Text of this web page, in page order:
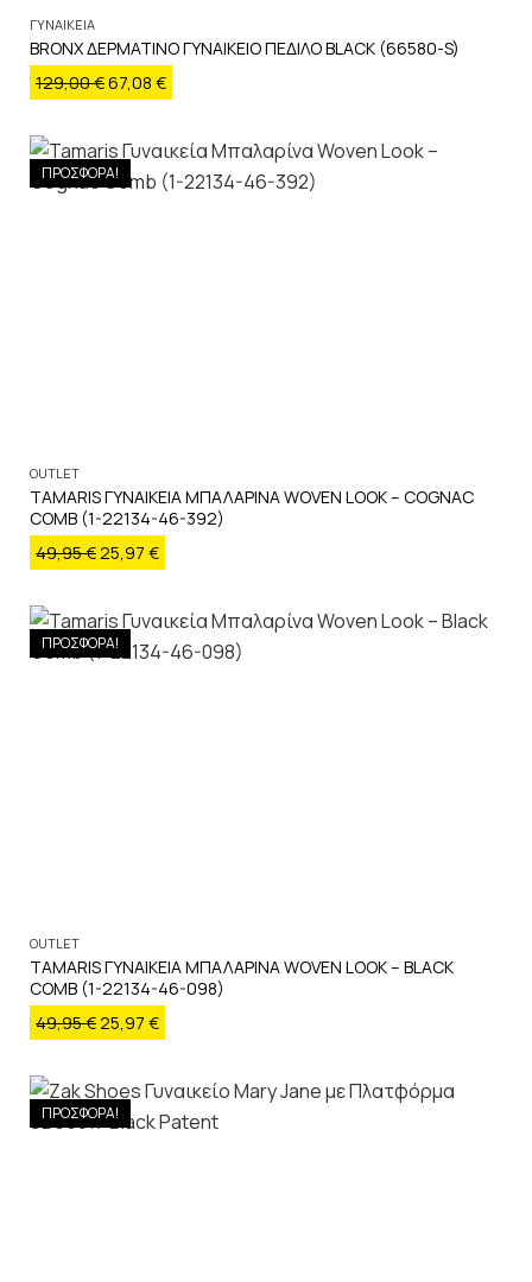
ΓΥΝΑΙΚΕΙΑ
BRONX ΔΕΡΜΑΤΙΝΟ ΓΥΝΑΙΚΕΙΟ ΠΕΔΙΛΟ BLACK (66580-S)
129,00€67,08 €
ΠΡΟΣΦΟΡΑ!
OUTLET
TAMARIS ΓΥΝΑΙΚΕΙΑ ΜΠΑΛΑΡΙΝΑ WOVEN LOOK – COGNAC
COMB (1-22134-46-392)
49,95€25,97 €
ΠΡΟΣΦΟΡΑ!
OUTLET
TAMARIS ΓΥΝΑΙΚΕΙΑ ΜΠΑΛΑΡΙΝΑ WOVEN LOOK – BLACK
COMB (1-22134-46-098)
49,95€25,97 €
ΠΡΟΣΦΟΡΑ!